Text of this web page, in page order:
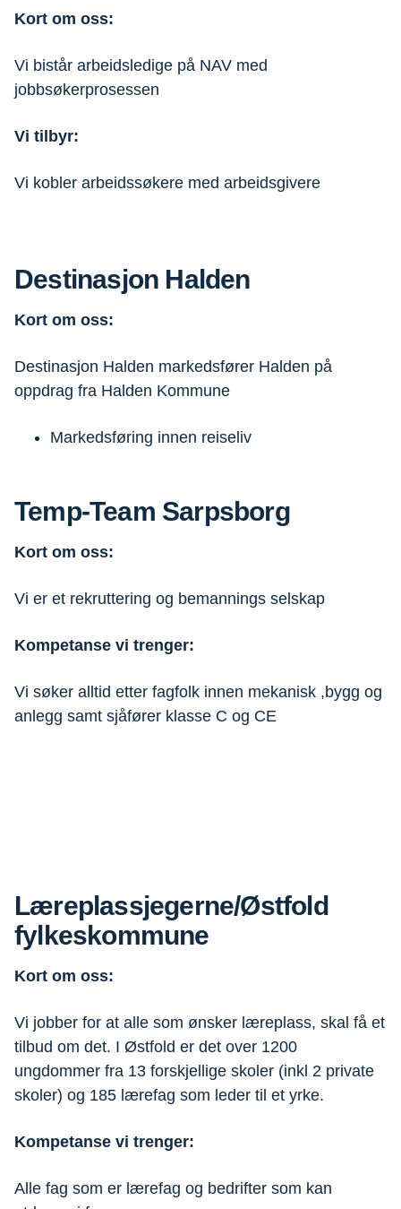
Kort om oss:
Vi bistår arbeidsledige på NAV med
jobbsøkerprosessen
Vi tilbyr:
Vi kobler arbeidssøkere med arbeidsgivere
Destinasjon Halden
Kort om oss:
Destinasjon Halden markedsfører Halden på
oppdrag fra Halden Kommune
Markedsføring innen reiseliv
Temp-Team Sarpsborg
Kort om oss:
Vi er et rekruttering og bemannings selskap
Kompetanse vi trenger:
Vi søker alltid etter fagfolk innen mekanisk ,bygg og
anlegg samt sjåfører klasse C og CE
Læreplassjegerne/Østfold
fylkeskommune
Kort om oss:
Vi jobber for at alle som ønsker læreplass, skal få et
tilbud om det. I Østfold er det over 1200
ungdommer fra 13 forskjellige skoler (inkl 2 private
skoler) og 185 lærefag som leder til et yrke.
Kompetanse vi trenger:
Alle fag som er lærefag og bedrifter som kan